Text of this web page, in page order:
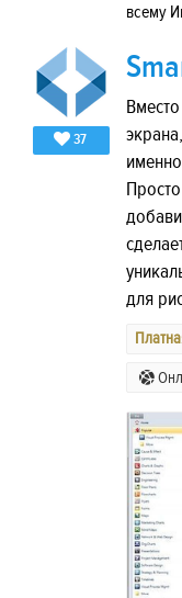
всему
37
для